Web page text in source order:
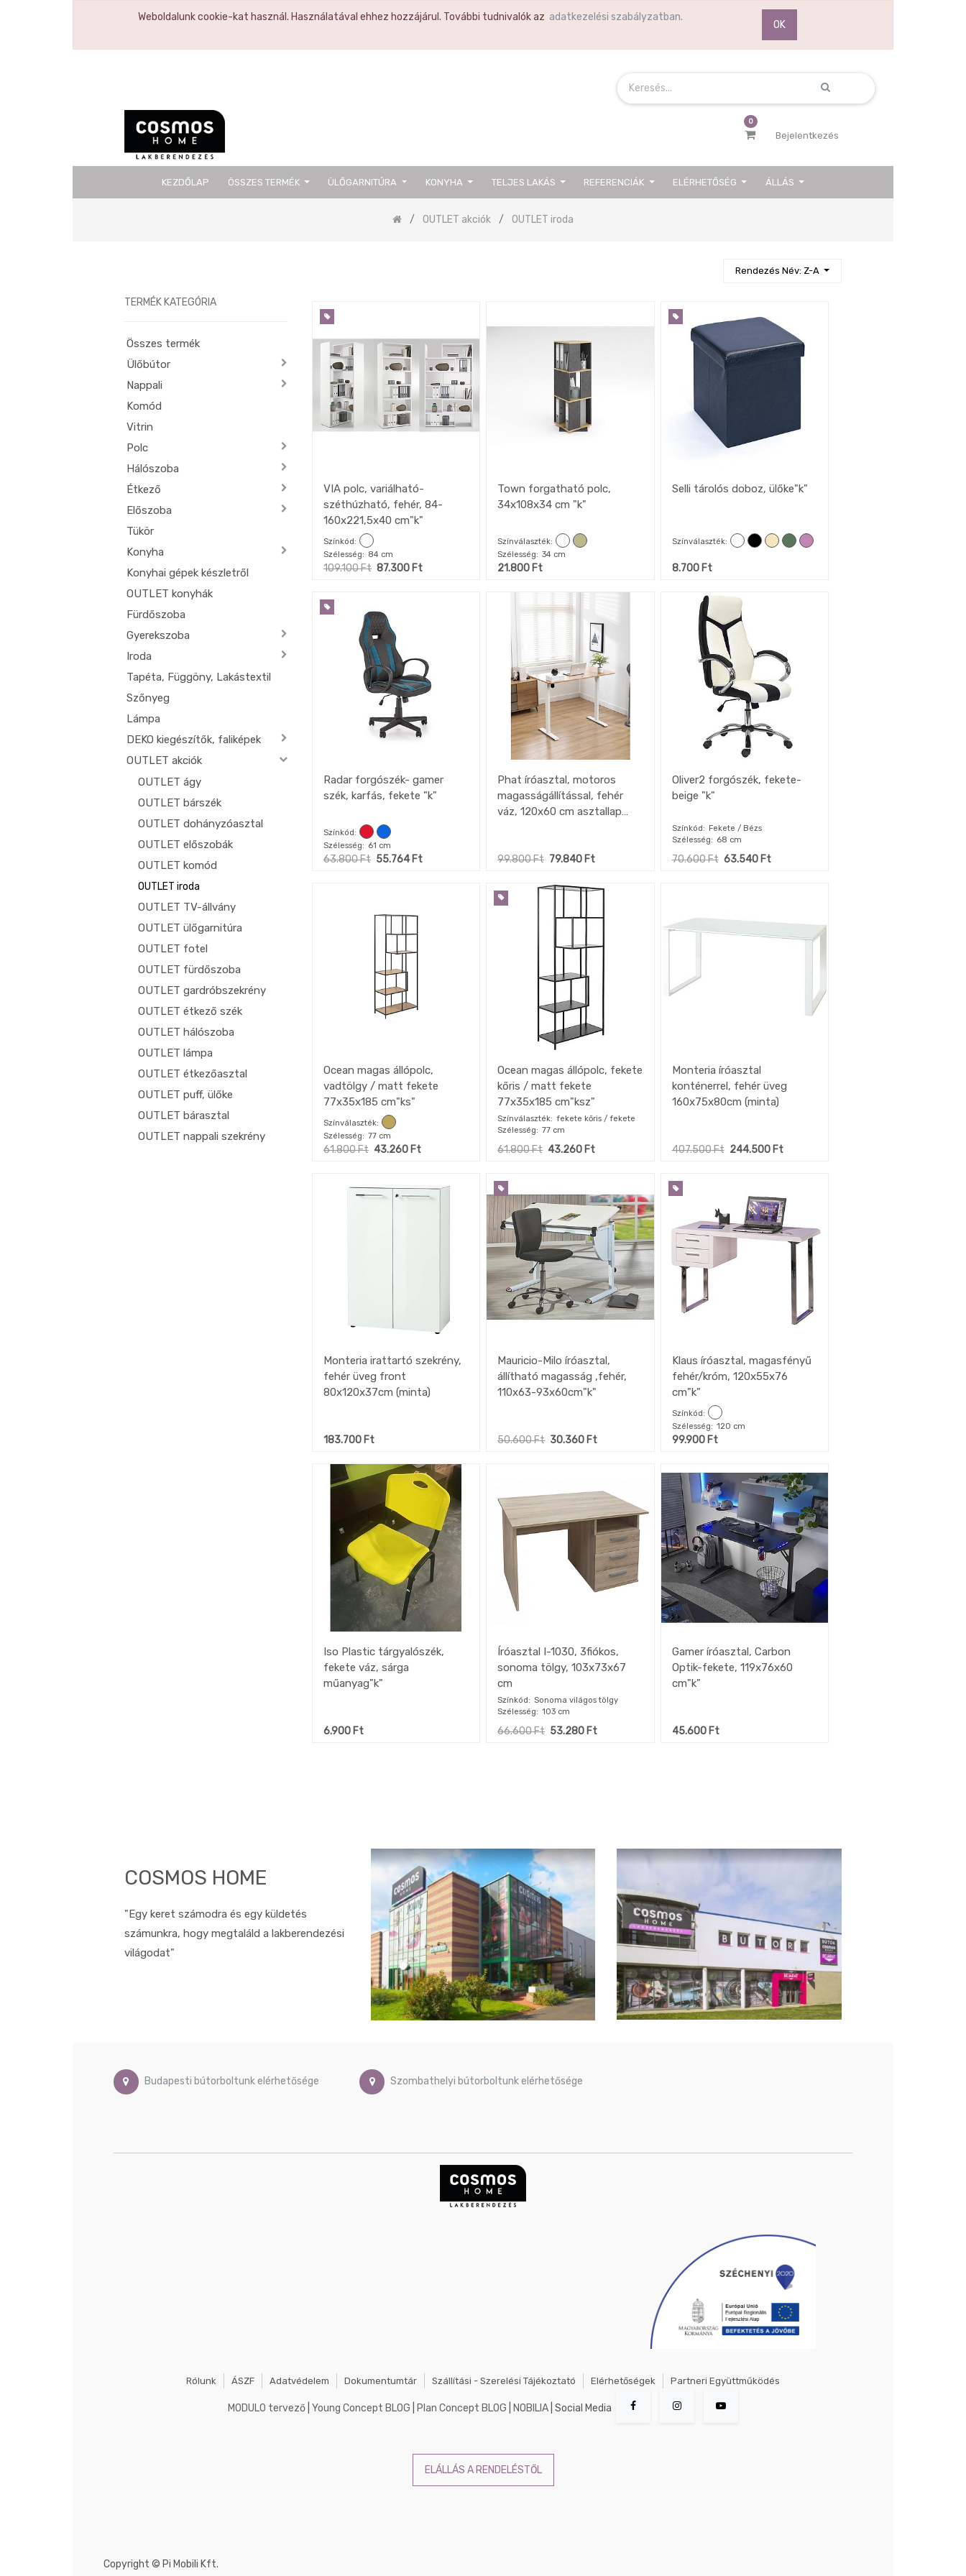
Weboldalunk cookie-kat használ. Használatával ehhez hozzájárul. További tudnivalók az adatkezelési szabályzatban.
OK
0
Bejelentkezés
KEZDŐLAP ÖSSZES TERMÉK ÜLŐGARNITÚRA KONYHA TELJES LAKÁS REFERENCIÁK ELÉRHETŐSÉG ÁLLÁS
OUTLET akciók
OUTLET iroda
Rendezés Név: Z-A
TERMÉK KATEGÓRIA
Összes termék
Ülőbútor
Nappali
Komód
Vitrin
Polc
Hálószoba
Étkező
Előszoba
Tükör
Konyha
Konyhai gépek készletről
OUTLET konyhák
Fürdőszoba
Gyerekszoba
Iroda
Tapéta, Függöny, Lakástextil
Szőnyeg
Lámpa
DEKO kiegészítők, faliképek
OUTLET akciók
OUTLET ágy
OUTLET bárszék
OUTLET dohányzóasztal
OUTLET előszobák
OUTLET komód
OUTLET iroda
OUTLET TV-állvány
OUTLET ülőgarnitúra
OUTLET fotel
OUTLET fürdőszoba
OUTLET gardróbszekrény
OUTLET étkező szék
OUTLET hálószoba
OUTLET lámpa
OUTLET étkezőasztal
OUTLET puff, ülőke
OUTLET bárasztal
OUTLET nappali szekrény
VIA polc, variálható-
széthúzható, fehér, 84-
160x221,5x40 cm"k"
Színkód
Szélesség
84 cm
109.100Ft 87.300Ft
Town forgatható polc,
34x108x34 cm "k"
Színválaszték
Szélesség
34 cm
21.800Ft
Selli tárolós doboz, ülőke"k"
Színválaszték
8.700Ft
Radar forgószék- gamer
szék, karfás, fekete "k"
Színkód
Szélesség
61 cm
63.800Ft 55.764Ft
Phat íróasztal, motoros
magasságállítással, fehér
váz, 120x60 cm asztallap
99.800Ft 79.840 Ft
Oliver2 forgószék, fekete-
beige "k"
Színkód
Fekete / Bézs
Szélesség
68 cm
70.600Ft 63.540Ft
Ocean magas állópolc,
vadtölgy / matt fekete
77x35x185 cm"ks"
Színválaszték
Szélesség
77 cm
61.800Ft 43.260Ft
Ocean magas állópolc, fekete
kőris / matt fekete
77x35x185 cm"ksz"
Színválaszték
fekete kőris / fekete
Szélesség
77 cm
61.800Ft 43.260 Ft
Monteria íróasztal
konténerrel, fehér üveg
160x75x80cm (minta)
407.500Ft 244.500Ft
Monteria irattartó szekrény,
fehér üveg front
80x120x37cm (minta)
183.700Ft
Mauricio-Milo íróasztal,
állítható magasság ,fehér,
110x63-93x60cm"k"
50.600Ft 30.360 Ft
Klaus íróasztal, magasfényű
fehér/króm, 120x55x76
cm"k"
Színkód
Szélesség
120 cm
99.900Ft
Iso Plastic tárgyalószék,
fekete váz, sárga
műanyag"k"
6.900Ft
Íróasztal I-1030, 3fiókos,
sonoma tölgy, 103x73x67
cm​
Színkód
Sonoma világos tölgy
Szélesség
103 cm
66.600Ft 53.280 Ft
Gamer íróasztal, Carbon
Optik-fekete, 119x76x60
cm"k"
45.600Ft
COSMOS HOME
"Egy keret számodra és egy küldetés
számunkra, hogy megtaláld a lakberendezési
világodat"
Budapesti bútorboltunk elérhetősége Szombathelyi bútorboltunk elérhetősége
Rólunk ÁSZF Adatvédelem Dokumentumtár Szállítási - Szerelési Tájékoztató Elérhetőségek Partneri Együttműködés
MODULO tervező |Young Concept BLOG Plan Concept BLOG NOBILIA | Social Media
ELÁLLÁS A RENDELÉSTŐL
Copyright © Pi Mobili Kft.